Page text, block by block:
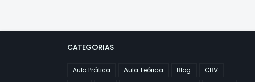
CATEGORIAS
Aula Prática Aula Teórica Blog
CBV